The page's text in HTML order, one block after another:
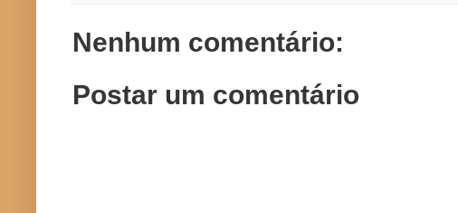
Nenhum comentário:
Postar um comentário